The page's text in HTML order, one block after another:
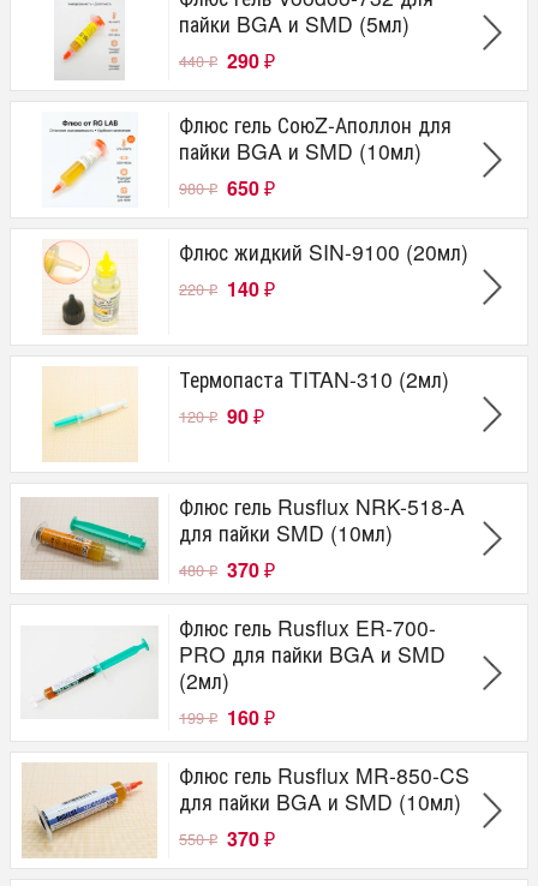
пайки BGA и SMD (5мл)
440₽ 290 ₽
Флюс гель СоюZ-Аполлон для
пайки BGA и SMD (10мл)
980₽ 650 ₽
Флюс жидкий SIN-9100 (20мл)
220₽ 140 ₽
Термопаста TITAN-310 (2мл)
120₽ 90 ₽
Флюс гель Rusflux NRK-518-A
для пайки SMD (10мл)
480₽ 370 ₽
Флюс гель Rusflux ER-700-
PRO для пайки BGA и SMD
(2мл)
199₽ 160 ₽
Флюс гель Rusflux MR-850-CS
для пайки BGA и SMD (10мл)
550₽ 370 ₽